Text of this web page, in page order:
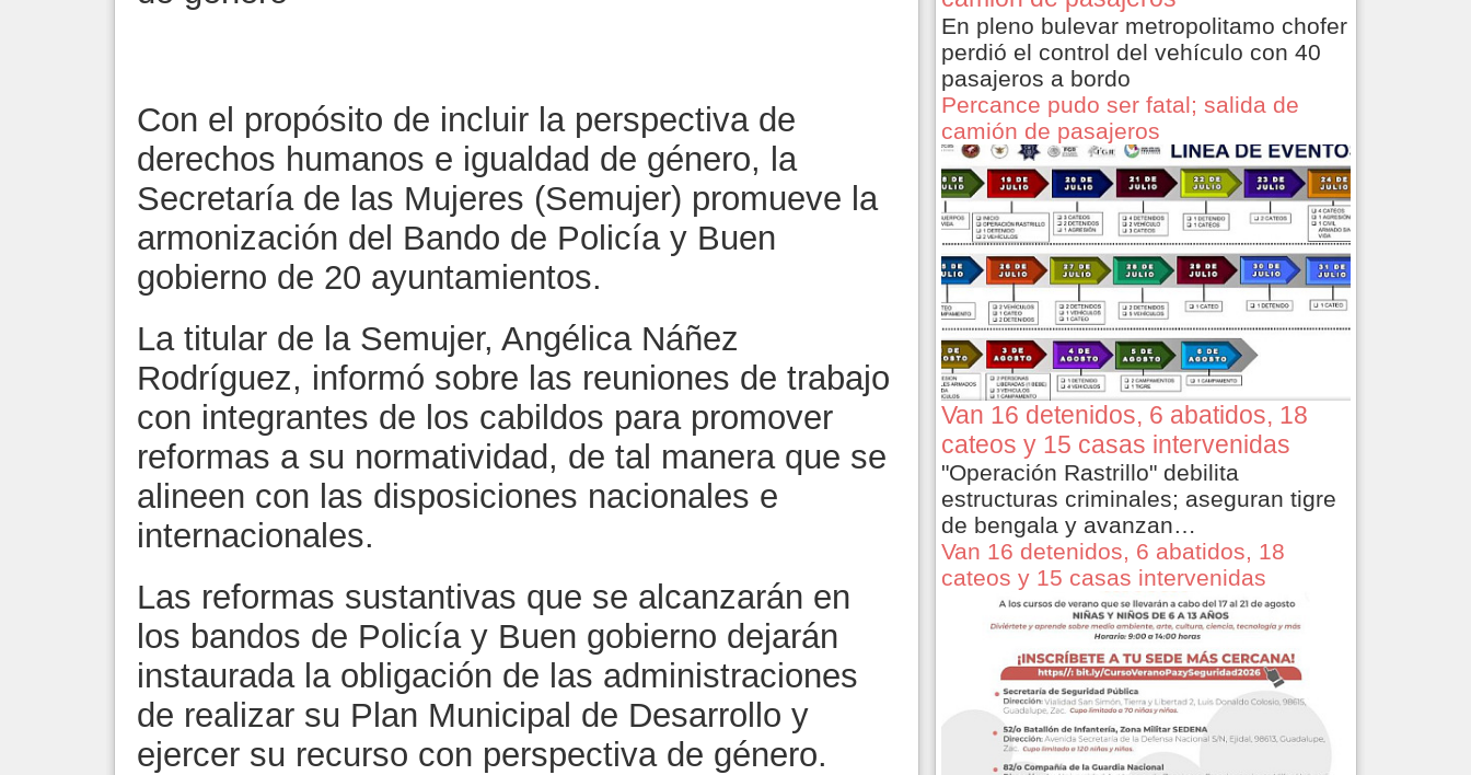
Con el propósito de incluir la perspectiva de
derechos humanos e igualdad de género, la
Secretaría de las Mujeres (Semujer) promueve la
armonización del Bando de Policía y Buen
gobierno de 20 ayuntamientos.
La titular de la Semujer, Angélica Náñez
Rodríguez, informó sobre las reuniones de trabajo
con integrantes de los cabildos para promover
reformas a su normatividad, de tal manera que se
alineen con las disposiciones nacionales e
internacionales.
Las reformas sustantivas que se alcanzarán en
los bandos de Policía y Buen gobierno dejarán
instaurada la obligación de las administraciones
de realizar su Plan Municipal de Desarrollo y
ejercer su recurso con perspectiva de género.
En pleno bulevar metropolitamo chofer
perdió el control del vehículo con 40
pasajeros a bordo
Percance pudo ser fatal; salida de
camión de pasajeros
Van 16 detenidos, 6 abatidos, 18
cateos y 15 casas intervenidas
"Operación Rastrillo" debilita
estructuras criminales; aseguran tigre
de bengala y avanzan…
Van 16 detenidos, 6 abatidos, 18
cateos y 15 casas intervenidas